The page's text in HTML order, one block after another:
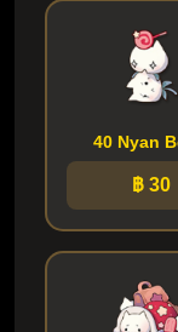
40 Nyan
฿ 30